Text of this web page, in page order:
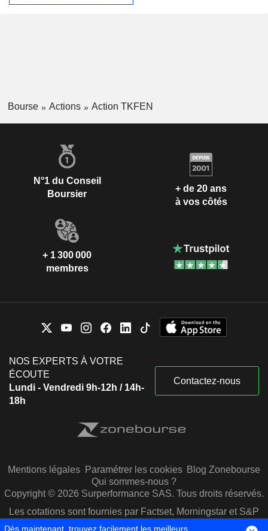
Bourse Actions Action TKFEN
N°1 du Conseil
Boursier
+ de 20 ans
à vos côtés
+ 1 300 000
membres
NOS EXPERTS À VOTRE
ÉCOUTE
Lundi - Vendredi 9h-12h / 14h-
18h
Contactez-nous
Mentions légales Paramétrer les cookies Blog Zonebourse
Qui sommes-nous ?
Copyright © 2026 Surperformance SAS. Tous droits réservés.
Les cotations sont fournies par Factset, Morningstar et S&P
Capital IQ
Dès maintenant, trouvez facilement les meilleurs